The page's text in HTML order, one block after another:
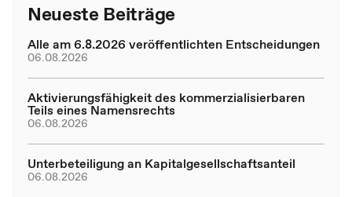
Neueste Beiträge
Alle am 6.8.2026 veröffentlichten Entscheidungen
06.08.2026
Aktivierungsfähigkeit des kommerzialisierbaren
Teils eines Namensrechts
06.08.2026
Unterbeteiligung an Kapitalgesellschaftsanteil
06.08.2026